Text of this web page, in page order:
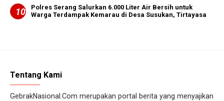
Polres Serang Salurkan 6.000 Liter Air Bersih untuk
Warga Terdampak Kemarau di Desa Susukan, Tirtayasa
Tentang Kami
GebrakNasional.Com merupakan portal berita yang menyajikan